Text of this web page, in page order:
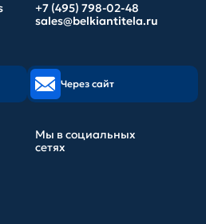
+7 (495) 798-02-48
sales@belkiantitela.ru
Через сайт
Мы в социальных
сетях